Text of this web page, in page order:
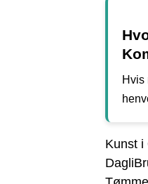
Hvis
Kunst i